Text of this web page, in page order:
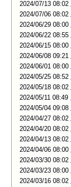
2024/07/13 08:02
2024/07/06 08:02
2024/06/29 08:00
2024/06/22 08:55
2024/06/15 08:00
2024/06/08 09:21
2024/06/01 08:00
2024/05/25 08:52
2024/05/18 08:02
2024/05/11 08:49
2024/05/04 09:08
2024/04/27 08:02
2024/04/20 08:02
2024/04/13 08:02
2024/04/06 08:00
2024/03/30 08:02
2024/03/23 08:00
2024/03/16 08:02